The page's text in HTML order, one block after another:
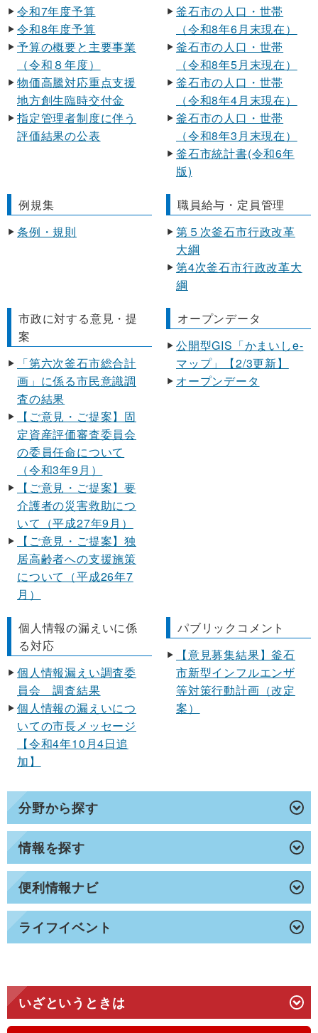
分野から探す
情報を探す
便利情報ナビ
ライフイベント
令和7年度予算
令和8年度予算
予算の概要と主要事業
（令和８年度）
物価高騰対応重点支援
地方創生臨時交付金
指定管理者制度に伴う
評価結果の公表
釜石市の人口・世帯
（令和8年6月末現在）
釜石市の人口・世帯
（令和8年5月末現在）
釜石市の人口・世帯
（令和8年4月末現在）
釜石市の人口・世帯
（令和8年3月末現在）
釜石市統計書(令和6年
版)
例規集
条例・規則
職員給与・定員管理
第５次釜石市行政改革
大綱
第4次釜石市行政改革大
綱
市政に対する意見・提
案
「第六次釜石市総合計
画」に係る市民意識調
査の結果
【ご意見・ご提案】固
定資産評価審査委員会
の委員任命について
（令和3年9月）
【ご意見・ご提案】要
介護者の災害救助につ
いて（平成27年9月）
【ご意見・ご提案】独
居高齢者への支援施策
について（平成26年7
月）
オープンデータ
公開型GIS「かまいしe-
マップ」【2/3更新】
オープンデータ
個人情報の漏えいに係
る対応
個人情報漏えい調査委
員会 調査結果
個人情報の漏えいにつ
いての市長メッセージ
【令和4年10月4日追
加】
パブリックコメント
【意見募集結果】釜石
市新型インフルエンザ
等対策行動計画（改定
案）
いざというときは